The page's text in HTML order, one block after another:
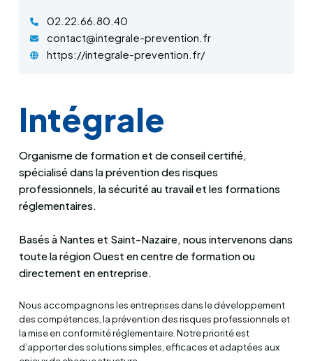
02.22.66.80.40
contact@integrale-prevention.fr
https://integrale-prevention.fr/
Intégrale
Organisme de formation et de conseil certifié,
spécialisé dans la prévention des risques
professionnels, la sécurité au travail et les formations
réglementaires.
Basés à Nantes et Saint-Nazaire, nous intervenons dans
toute la région Ouest en centre de formation ou
directement en entreprise.
Nous accompagnons les entreprises dans le développement
des compétences, la prévention des risques professionnels et
la mise en conformité réglementaire. Notre priorité est
d’apporter des solutions simples, efficaces et adaptées aux